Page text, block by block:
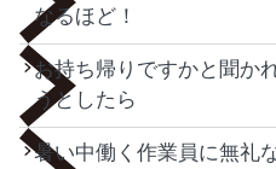
なるほど！
お持ち帰りですかと聞か
うとしたら
暑い中働く作業員に無礼